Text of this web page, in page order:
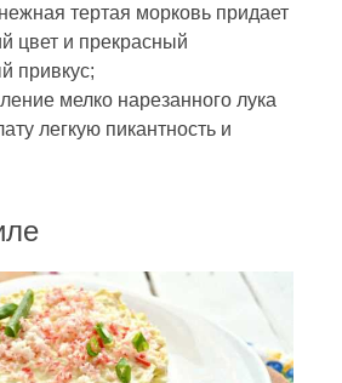
тертая морковь придает
цвет и прекрасный
привкус;
мелко нарезанного лука
легкую пикантность и